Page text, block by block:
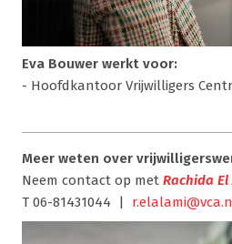
Eva Bouwer werkt voor:
- Hoofdkantoor Vrijwilligers
Meer weten over
Neem contact op met Rachida
T 06-81431044 |